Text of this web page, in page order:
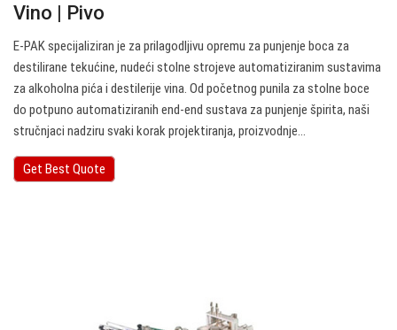
Vino | Pivo
E-PAK specijaliziran je za prilagodljivu opremu za punjenje boca za
destilirane tekućine, nudeći stolne strojeve automatiziranim sustavima
za alkoholna pića i destilerije vina. Od početnog punila za stolne boce
do potpuno automatiziranih end-end sustava za punjenje špirita, naši
stručnjaci nadziru svaki korak projektiranja, proizvodnje…
Get Best Quote